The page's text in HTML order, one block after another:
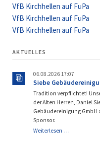
VfB Kirchhellen auf FuPa
VfB Kirchhellen auf FuPa
VfB Kirchhellen auf FuPa
AKTUELLES
06.08.2026 17:07
Siebe
Tradition verpflichtet!
der Alten Herren, Daniel
Gebäudereinigung GmbH
Sponsor.
Weiterlesen …Siebe